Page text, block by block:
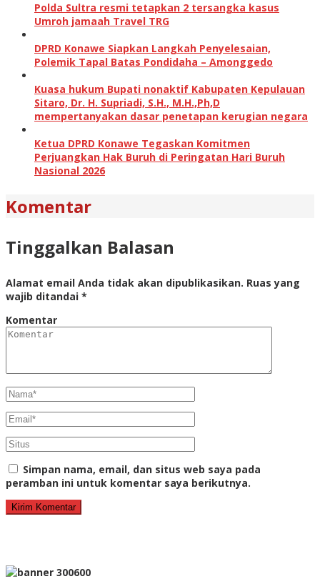
Polda Sultra resmi tetapkan 2 tersangka kasus
Umroh jamaah Travel TRG
DPRD Konawe Siapkan Langkah Penyelesaian,
Polemik Tapal Batas Pondidaha – Amonggedo
Kuasa hukum Bupati nonaktif Kabupaten Kepulauan
Sitaro, Dr. H. Supriadi, S.H., M.H.,Ph,D
mempertanyakan dasar penetapan kerugian negara
Ketua DPRD Konawe Tegaskan Komitmen
Perjuangkan Hak Buruh di Peringatan Hari Buruh
Nasional 2026
Komentar
Tinggalkan Balasan
Alamat email Anda tidak akan dipublikasikan. Ruas yang
wajib ditandai *
Komentar
Simpan nama, email, dan situs web saya pada
peramban ini untuk komentar saya berikutnya.